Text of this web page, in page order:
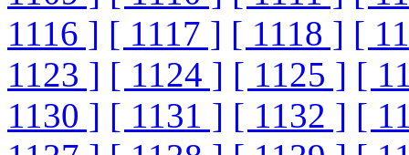
1116 ] [ 1117 ] [ 1118 ] [
1123 ] [ 1124 ] [ 1125 ] [
1130 ] [ 1131 ] [ 1132 ] [